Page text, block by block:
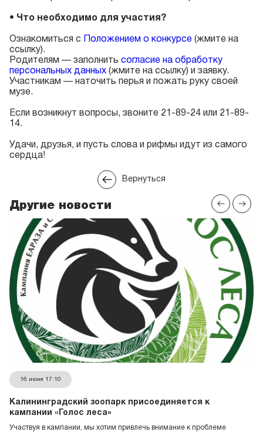
• Что необходимо для участия?
Ознакомиться с Положением о конкурсе (жмите на
ссылку).
Родителям — заполнить согласие на обработку
персональных данных (жмите на ссылку) и заявку.
Участникам — наточить перья и пожать руку своей
музе.
Если возникнут вопросы, звоните 21-89-24 или 21-89-
14.
Удачи, друзья, и пусть слова и рифмы идут из самого
сердца!
Вернуться
Другие новости
16 июня 17:10
Калининградский зоопарк присоединяется к
кампании «Голос леса»
Участвуя в кампании, мы хотим привлечь внимание к проблеме